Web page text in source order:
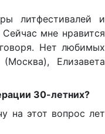
литфестивалей и
мне нравится
Нет любимых
Елизавета
30-летних?
на этот вопрос лет